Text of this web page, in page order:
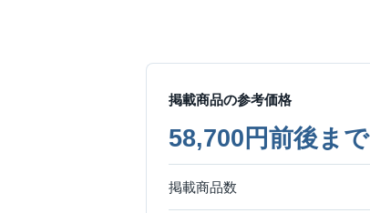
掲載商品の参考価格
58,700円前後まで
掲載商品数